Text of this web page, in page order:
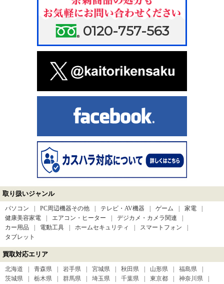
0120-757-563
取り扱いジャンル
パソコン PC周辺機器その他 テレビ・AV機器 ゲーム
家電
健康美容家電
エアコン・ヒーター
デジカメ・カメラ関連
カー用品
電動工具 ホームセキュリティ
スマートフォン
タブレット
買取対応エリア
北海道 青森県 岩手県 宮城県 秋田県 山形県
福島県
茨城県
栃木県 群馬県 埼玉県 千葉県 東京都
神奈川県